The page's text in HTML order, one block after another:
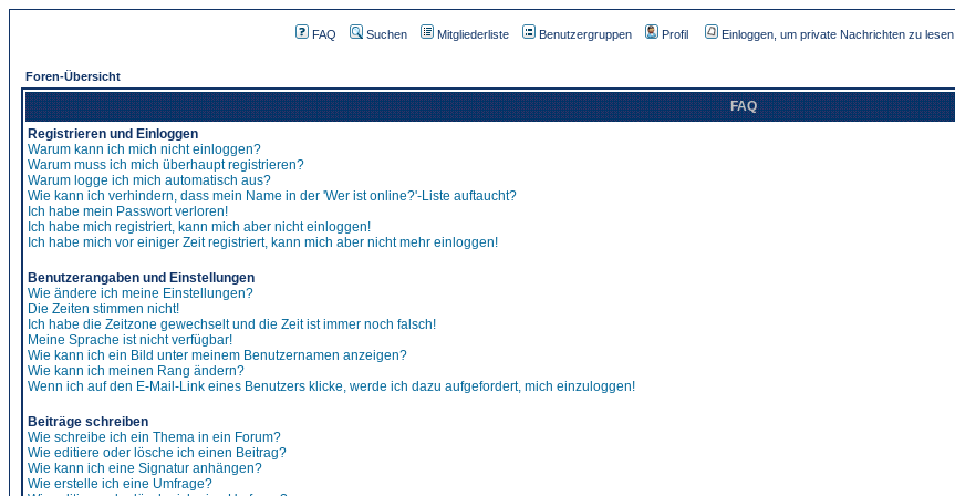
FAQ Suchen Mitgliederliste Benutzergruppen Profil Einloggen, um private Nachrichten zu lesen
Foren-Übersicht
FAQ
Registrieren und Einloggen
Warum kann ich mich nicht einloggen?
Warum muss ich mich überhaupt registrieren?
Warum logge ich mich automatisch aus?
Wie kann ich verhindern, dass mein Name in der 'Wer ist online?'-Liste auftaucht?
Ich habe mein Passwort verloren!
Ich habe mich registriert, kann mich aber nicht einloggen!
Ich habe mich vor einiger Zeit registriert, kann mich aber nicht mehr einloggen!
Benutzerangaben und Einstellungen
Wie ändere ich meine Einstellungen?
Die Zeiten stimmen nicht!
Ich habe die Zeitzone gewechselt und die Zeit ist immer noch falsch!
Meine Sprache ist nicht verfügbar!
Wie kann ich ein Bild unter meinem Benutzernamen anzeigen?
Wie kann ich meinen Rang ändern?
Wenn ich auf den E-Mail-Link eines Benutzers klicke, werde ich dazu aufgefordert, mich einzuloggen!
Beiträge schreiben
Wie schreibe ich ein Thema in ein Forum?
Wie editiere oder lösche ich einen Beitrag?
Wie kann ich eine Signatur anhängen?
Wie erstelle ich eine Umfrage?